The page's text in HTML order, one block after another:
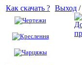
Как скачать ?
Чертежи
Креслення
Чарцяжы
Выход /